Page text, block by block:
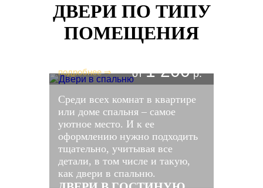
ДВЕРИ ПО ТИПУ
ПОМЕЩЕНИЯ
ДВЕРИ В СПАЛЬНЮ
подробнее ⇒ от1 200р.
Среди всех комнат в квартире
или доме спальня – самое
уютное место. И к ее
оформлению нужно подходить
тщательно, учитывая все
детали, в том числе и такую,
как двери в спальню.